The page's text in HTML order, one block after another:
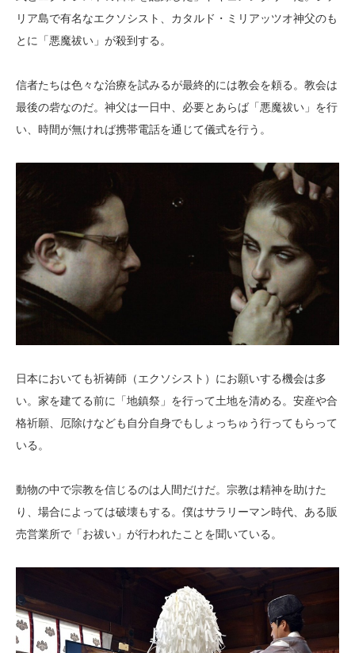
リア島で有名なエクソシスト、カタルド・ミリアッツオ神父のも
とに「悪魔祓い」が殺到する。
信者たちは色々な治療を試みるが最終的には教会を頼る。教会は
最後の砦なのだ。神父は一日中、必要とあらば「悪魔祓い」を行
い、時間が無ければ携帯電話を通じて儀式を行う。
日本においても祈祷師（エクソシスト）にお願いする機会は多
い。家を建てる前に「地鎮祭」を行って土地を清める。安産や合
格祈願、厄除けなども自分自身でもしょっちゅう行ってもらって
いる。
動物の中で宗教を信じるのは人間だけだ。宗教は精神を助けた
り、場合によっては破壊もする。僕はサラリーマン時代、ある販
売営業所で「お祓い」が行われたことを聞いている。